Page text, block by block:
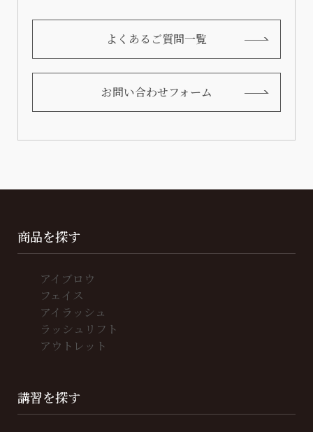
よくあるご質問一覧
お問い合わせフォーム
商品を探す
アイブロウ
フェイス
アイラッシュ
ラッシュリフト
アウトレット
講習を探す